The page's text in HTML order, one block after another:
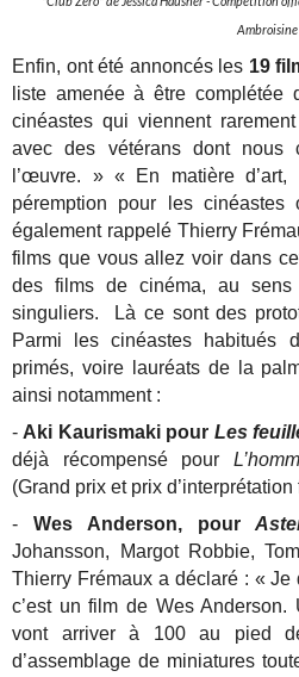
Ambroisine
Enfin, ont été annoncés les 19
liste amenée à être
cinéastes qui viennent
avec des vétérans dont nous
l’œuvre. » « En matière
péremption pour les
également rappelé Thierry
films que vous allez voir dans
des films de cinéma, au
singuliers. Là ce sont des
Parmi les cinéastes habitués
primés, voire lauréats de la
ainsi notamment :
- Aki Kaurismaki pour Les
déjà récompensé pour
(Grand prix et prix d’interprétation
- Wes Anderson, pour
Johansson, Margot Robbie,
Thierry Frémaux a déclaré : «
c’est un film de Wes
vont arriver à 100 au pied
d’assemblage de miniatures